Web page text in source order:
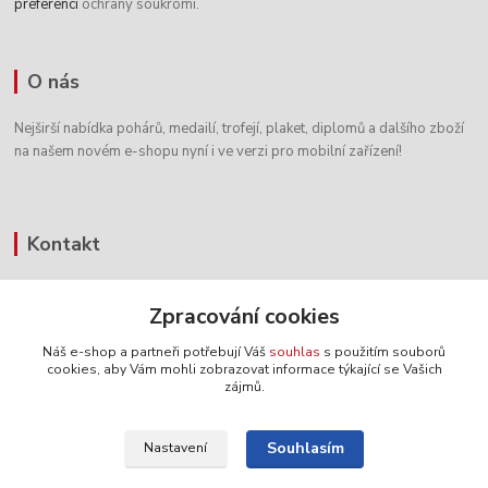
preferencí ochrany soukromí.
O nás
Nejširší nabídka pohárů, medailí, trofejí, plaket, diplomů a dalšího zboží
na našem novém e-shopu nyní i ve verzi pro mobilní zařízení!
Kontakt
info@pohary-figurky.cz
Zpracování cookies
Náš e-shop a partneři potřebují Váš souhlas s použitím souborů
cookies, aby Vám mohli zobrazovat informace týkající se Vašich
zájmů.
Nastavení Souhlasím